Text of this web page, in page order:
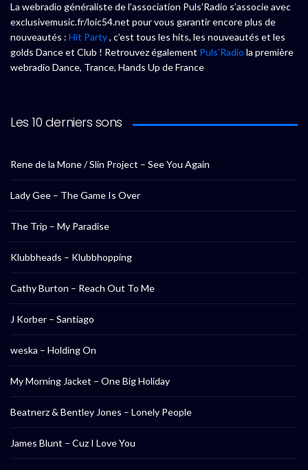
La webradio généraliste de l’association Puls’Radio s’associe avec
exclusivemusic.fr/loic54.net pour vous garantir encore plus de
nouveautés : Hit Party, c’est tous les hits, les nouveautés et les
golds Dance et Club ! Retrouvez également Puls’Radio la première
webradio Dance, Trance, Hands Up de France
Les 10 derniers sons
Rene de la Mone / Slin Project – See You Again
Lady Gee – The Game Is Over
The Trip – My Paradise
Klubbheads – Klubbhopping
Cathy Burton – Reach Out To Me
J Korber – Santiago
weska – Holding On
My Morning Jacket – One Big Holiday
Beatnerz & Bentley Jones – Lonely People
James Blunt – Cuz I Love You